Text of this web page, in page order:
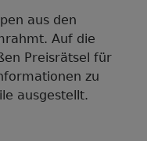
aus den
Auf die
Preisrätsel für
zu
ausgestellt.